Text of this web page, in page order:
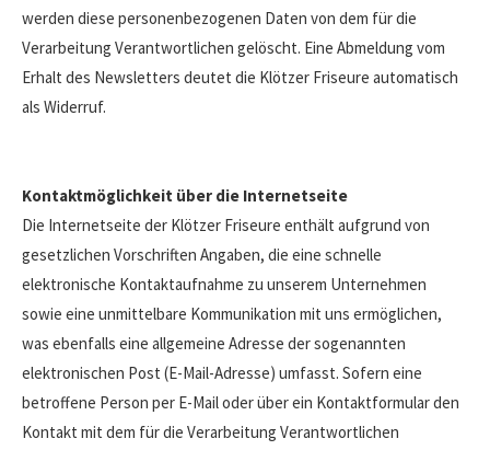
werden diese personenbezogenen Daten von dem für die
Verarbeitung Verantwortlichen gelöscht. Eine Abmeldung vom
Erhalt des Newsletters deutet die Klötzer Friseure automatisch
als Widerruf.
Kontaktmöglichkeit über die Internetseite
Die Internetseite der Klötzer Friseure enthält aufgrund von
gesetzlichen Vorschriften Angaben, die eine schnelle
elektronische Kontaktaufnahme zu unserem Unternehmen
sowie eine unmittelbare Kommunikation mit uns ermöglichen,
was ebenfalls eine allgemeine Adresse der sogenannten
elektronischen Post (E-Mail-Adresse) umfasst. Sofern eine
betroffene Person per E-Mail oder über ein Kontaktformular den
Kontakt mit dem für die Verarbeitung Verantwortlichen